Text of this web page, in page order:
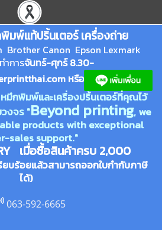
พิมพ์แท้ปริ้นเตอร์ เครื่องถ่าย
Brother Canon Epson Lexmark
ทำการจันทร์-ศุกร์ 8.30-
tthai.com หรือ
กพิมพ์และเครื่องปริ้นเตอร์ที่คุณไว้
งจร "Beyond printing, we
products with exceptional
sales support."
เมื่อซื้อสินค้าครบ 2,000
ยบร้อยแล้วสามารถออกใบกำกับภาษี
ได้)
063-592-6665